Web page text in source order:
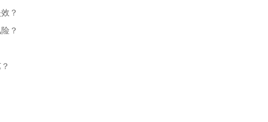
？
？